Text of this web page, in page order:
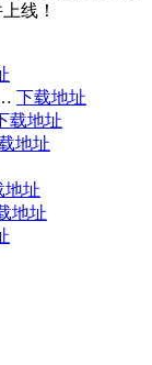
线！
下载地址
载地址
地址
地址
地址